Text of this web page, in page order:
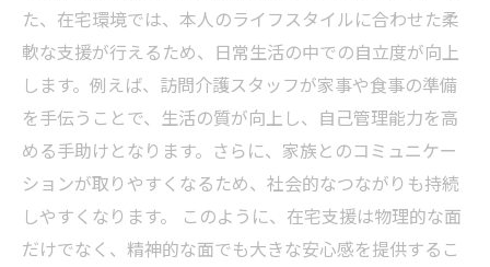
た、在宅環境では、本人のライフスタイルに合わせた柔
軟な支援が行えるため、日常生活の中での自立度が向上
します。例えば、訪問介護スタッフが家事や食事の準備
を手伝うことで、生活の質が向上し、自己管理能力を高
める手助けとなります。さらに、家族とのコミュニケー
ションが取りやすくなるため、社会的なつながりも持続
しやすくなります。 このように、在宅支援は物理的な面
だけでなく、精神的な面でも大きな安心感を提供するこ